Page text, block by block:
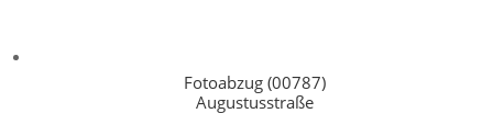
Fotoabzug (00787)
Augustusstraße